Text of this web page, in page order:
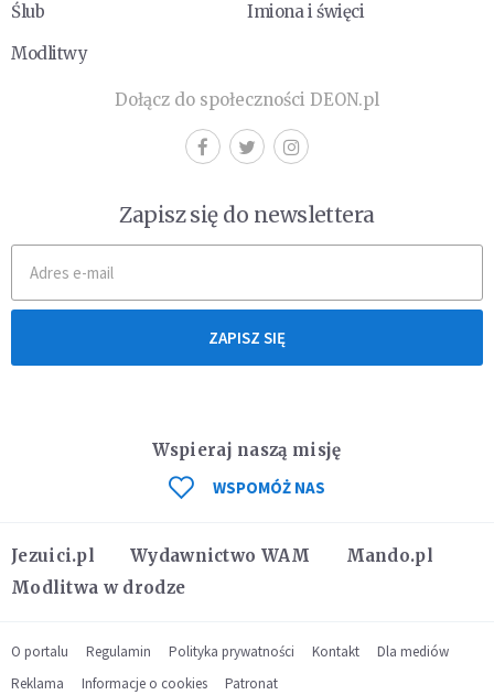
Ślub
Imiona i święci
Modlitwy
Dołącz do społeczności DEON.pl
Zapisz się do newslettera
ZAPISZ SIĘ
Jezuici.pl Wydawnictwo WAM
Mando.pl
Modlitwa w drodze
Wspieraj naszą misję
WSPOMÓŻ NAS
O portalu Regulamin Polityka prywatności Kontakt
Dla mediów
Reklama
Informacje o cookies Patronat